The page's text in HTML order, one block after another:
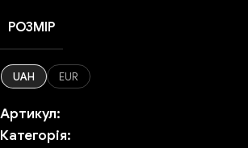
РОЗМІР
UAH EUR
Артикул:
Категорія: